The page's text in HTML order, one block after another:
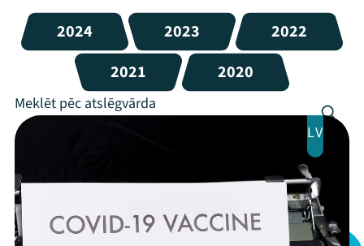
2024 2023
2022
2021
2020
LV